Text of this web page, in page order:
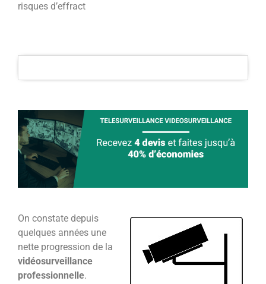
risques d’effract
On constate depuis
quelques années une
nette progression de la
vidéosurveillance
professionnelle.